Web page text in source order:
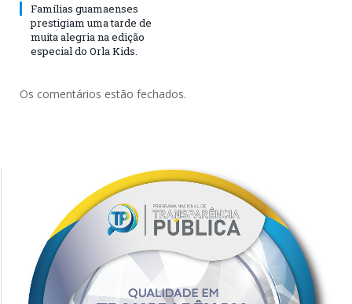
Famílias guamaenses
prestigiam uma tarde de
muita alegria na edição
especial do Orla Kids.
Os comentários estão fechados.